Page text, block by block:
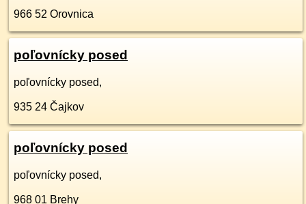
966 52 Orovnica
poľovnícky posed
poľovnícky posed,
935 24 Čajkov
poľovnícky posed
poľovnícky posed,
968 01 Brehy